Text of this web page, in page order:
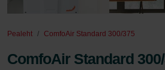
Pealeht ComfoAir Standard 300/375
ComfoAir Standard